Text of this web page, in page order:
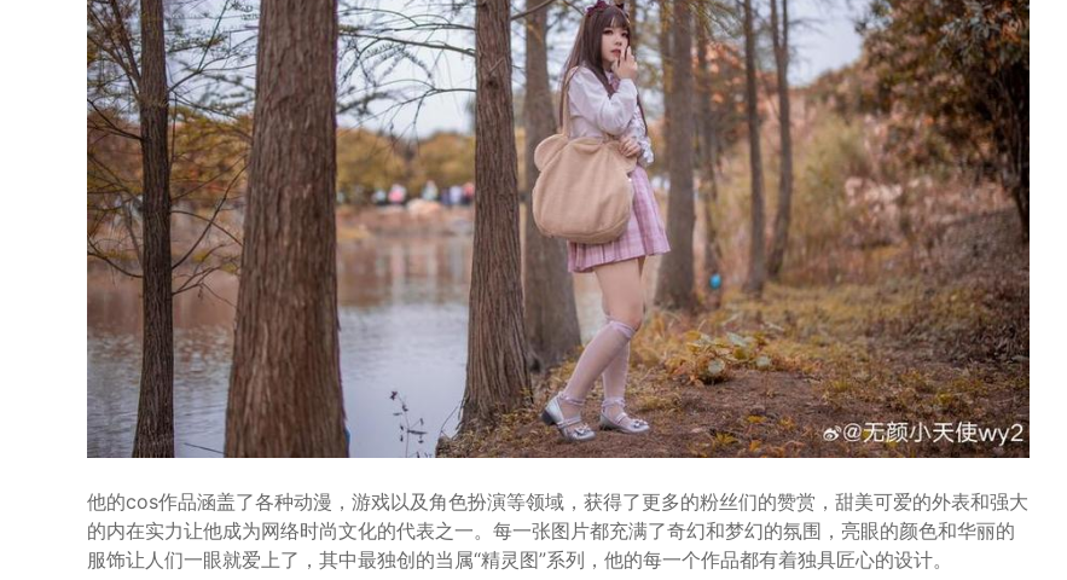
他的cos作品涵盖了各种动漫，游戏以及角色扮演等领域，获得了更多的粉丝们的赞赏，甜美可爱的外表和强大
的内在实力让他成为网络时尚文化的代表之一。每一张图片都充满了奇幻和梦幻的氛围，亮眼的颜色和华丽的
服饰让人们一眼就爱上了，其中最独创的当属“精灵图”系列，他的每一个作品都有着独具匠心的设计。